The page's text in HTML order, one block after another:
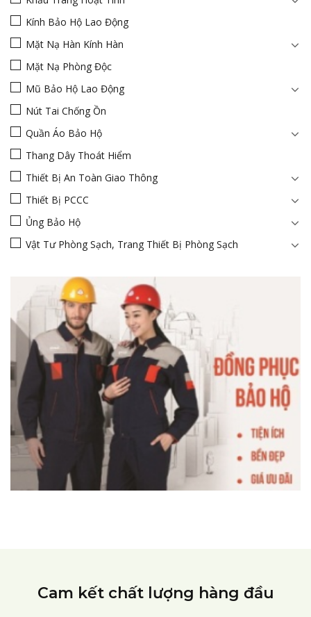
Kính Bảo Hộ Lao Động
Mặt Nạ Hàn Kính Hàn
Mặt Nạ Phòng Độc
Mũ Bảo Hộ Lao Động
Nút Tai Chống Ồn
Quần Áo Bảo Hộ
Thang Dây Thoát Hiểm
Thiết Bị An Toàn Giao Thông
Thiết Bị PCCC
Ủng Bảo Hộ
Vật Tư Phòng Sạch, Trang Thiết Bị Phòng Sạch
Cam kết chất lượng hàng đầu